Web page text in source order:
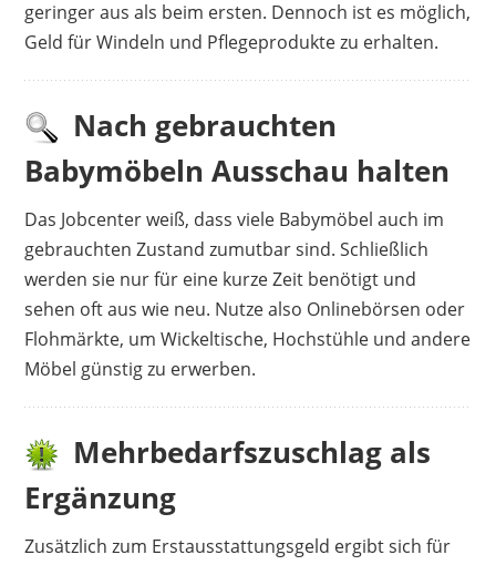
geringer aus als beim ersten. Dennoch ist es möglich,
Geld für Windeln und Pflegeprodukte zu erhalten.
Nach gebrauchten
Babymöbeln Ausschau halten
Das Jobcenter weiß, dass viele Babymöbel auch im
gebrauchten Zustand zumutbar sind. Schließlich
werden sie nur für eine kurze Zeit benötigt und
sehen oft aus wie neu. Nutze also Onlinebörsen oder
Flohmärkte, um Wickeltische, Hochstühle und andere
Möbel günstig zu erwerben.
Mehrbedarfszuschlag als
Ergänzung
Zusätzlich zum Erstausstattungsgeld ergibt sich für